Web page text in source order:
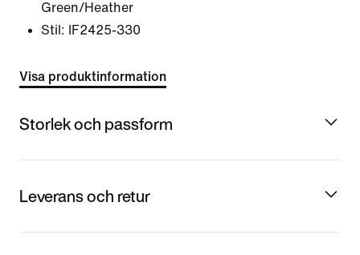
Green/Heather
Stil:
IF2425-330
Visa produktinformation
Storlek och passform
Leverans och retur